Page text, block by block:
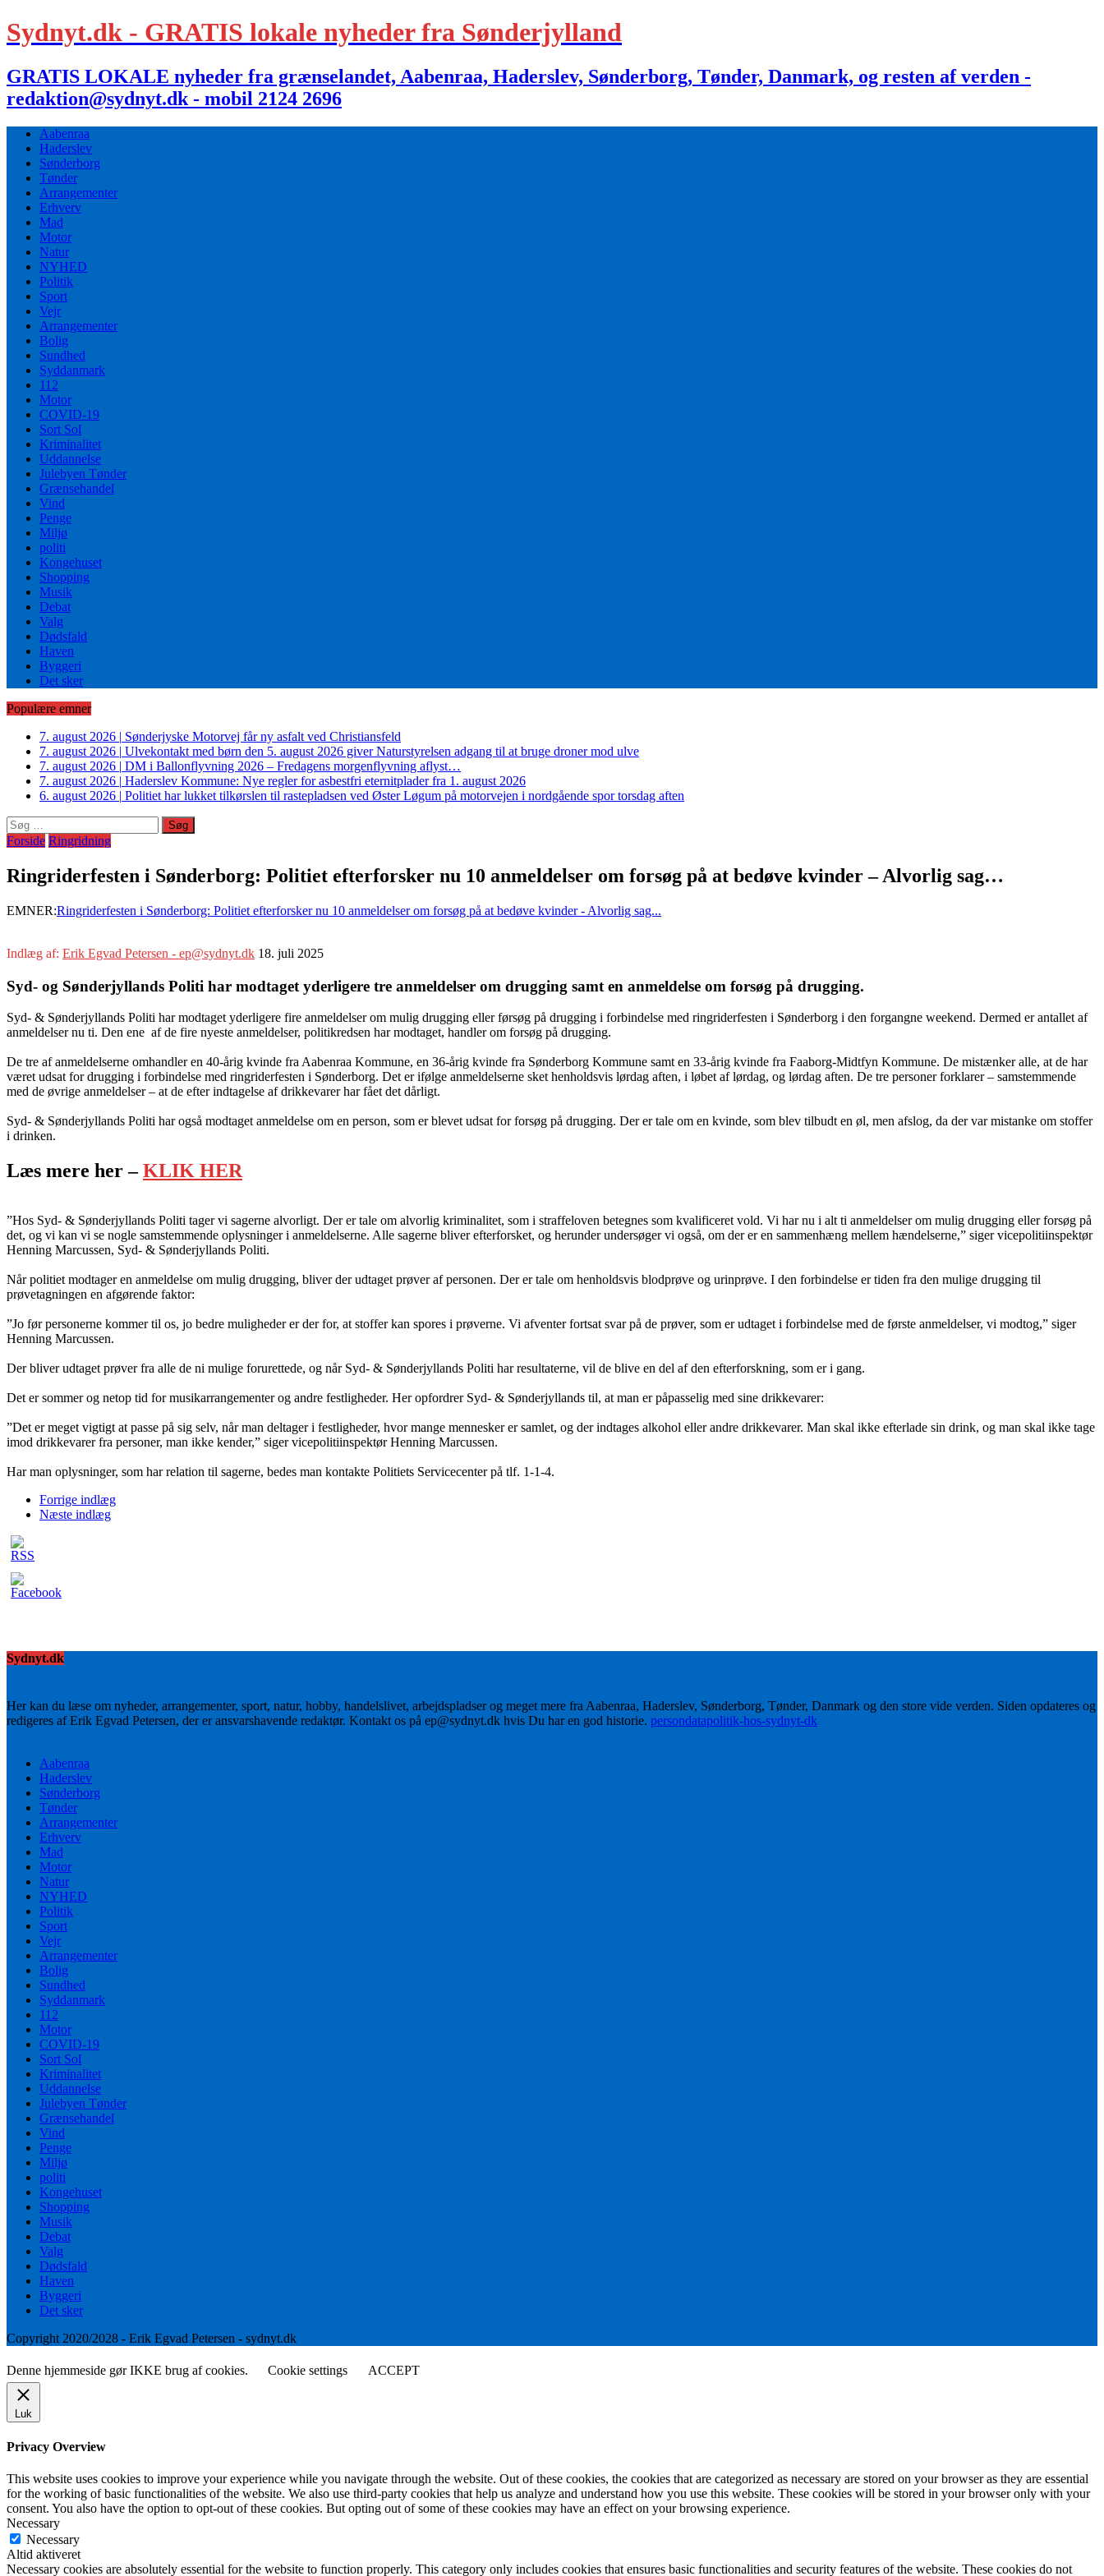
Sydnyt.dk - GRATIS lokale nyheder fra Sønderjylland
GRATIS LOKALE nyheder fra grænselandet, Aabenraa, Haderslev, Sønderborg, Tønder, Danmark, og resten af verden -
redaktion@sydnyt.dk - mobil 2124 2696
Aabenraa
Haderslev
Sønderborg
Tønder
Arrangementer
Erhverv
Mad
Motor
Natur
NYHED
Politik
Sport
Vejr
Arrangementer
Bolig
Sundhed
Syddanmark
112
Motor
COVID-19
Sort Sol
Kriminalitet
Uddannelse
Julebyen Tønder
Grænsehandel
Vind
Penge
Miljø
politi
Kongehuset
Shopping
Musik
Debat
Valg
Dødsfald
Haven
Byggeri
Det sker
Populære emner
7. august 2026 | Sønderjyske Motorvej får ny asfalt ved Christiansfeld
7. august 2026 | Ulvekontakt med børn den 5. august 2026 giver Naturstyrelsen adgang til at bruge droner mod ulve
7. august 2026 | DM i Ballonflyvning 2026 – Fredagens morgenflyvning aflyst…
7. august 2026 | Haderslev Kommune: Nye regler for asbestfri eternitplader fra 1. august 2026
6. august 2026 | Politiet har lukket tilkørslen til rastepladsen ved Øster Løgum på motorvejen i nordgående spor torsdag aften
Søg
efter:
Forside Ringridning
Ringriderfesten i Sønderborg: Politiet efterforsker nu 10 anmeldelser om forsøg på at bedøve kvinder – Alvorlig sag…
EMNER:Ringriderfesten i Sønderborg: Politiet efterforsker nu 10 anmeldelser om forsøg på at bedøve kvinder - Alvorlig sag...
Indlæg af: Erik Egvad Petersen - ep@sydnyt.dk 18. juli 2025
Syd- og Sønderjyllands Politi har modtaget yderligere tre anmeldelser om drugging samt en anmeldelse om forsøg på drugging.
Syd- & Sønderjyllands Politi har modtaget yderligere fire anmeldelser om mulig drugging eller førsøg på drugging i forbindelse med ringriderfesten i Sønderborg i den forgangne weekend. Dermed er antallet af
anmeldelser nu ti. Den ene af de fire nyeste anmeldelser, politikredsen har modtaget, handler om forsøg på drugging.
De tre af anmeldelserne omhandler en 40-årig kvinde fra Aabenraa Kommune, en 36-årig kvinde fra Sønderborg Kommune samt en 33-årig kvinde fra Faaborg-Midtfyn Kommune. De mistænker alle, at de har
været udsat for drugging i forbindelse med ringriderfesten i Sønderborg. Det er ifølge anmeldelserne sket henholdsvis lørdag aften, i løbet af lørdag, og lørdag aften. De tre personer forklarer – samstemmende
med de øvrige anmeldelser – at de efter indtagelse af drikkevarer har fået det dårligt.
Syd- & Sønderjyllands Politi har også modtaget anmeldelse om en person, som er blevet udsat for forsøg på drugging. Der er tale om en kvinde, som blev tilbudt en øl, men afslog, da der var mistanke om stoffer
i drinken.
Læs mere her –KLIK HER
”Hos Syd- & Sønderjyllands Politi tager vi sagerne alvorligt. Der er tale om alvorlig kriminalitet, som i straffeloven betegnes som kvalificeret vold. Vi har nu i alt ti anmeldelser om mulig drugging eller forsøg på
det, og vi kan vi se nogle samstemmende oplysninger i anmeldelserne. Alle sagerne bliver efterforsket, og herunder undersøger vi også, om der er en sammenhæng mellem hændelserne,” siger vicepolitiinspektør
Henning Marcussen, Syd- & Sønderjyllands Politi.
Når politiet modtager en anmeldelse om mulig drugging, bliver der udtaget prøver af personen. Der er tale om henholdsvis blodprøve og urinprøve. I den forbindelse er tiden fra den mulige drugging til
prøvetagningen en afgørende faktor:
”Jo før personerne kommer til os, jo bedre muligheder er der for, at stoffer kan spores i prøverne. Vi afventer fortsat svar på de prøver, som er udtaget i forbindelse med de første anmeldelser, vi modtog,” siger
Henning Marcussen.
Der bliver udtaget prøver fra alle de ni mulige forurettede, og når Syd- & Sønderjyllands Politi har resultaterne, vil de blive en del af den efterforskning, som er i gang.
Det er sommer og netop tid for musikarrangementer og andre festligheder. Her opfordrer Syd- & Sønderjyllands til, at man er påpasselig med sine drikkevarer:
”Det er meget vigtigt at passe på sig selv, når man deltager i festligheder, hvor mange mennesker er samlet, og der indtages alkohol eller andre drikkevarer. Man skal ikke efterlade sin drink, og man skal ikke tage
imod drikkevarer fra personer, man ikke kender,” siger vicepolitiinspektør Henning Marcussen.
Har man oplysninger, som har relation til sagerne, bedes man kontakte Politiets Servicecenter på tlf. 1-1-4.
Forrige indlæg
Næste indlæg
Sydnyt.dk
Her kan du læse om nyheder, arrangementer, sport, natur, hobby, handelslivet, arbejdspladser og meget mere fra Aabenraa, Haderslev, Sønderborg, Tønder, Danmark og den store vide verden. Siden opdateres og
redigeres af Erik Egvad Petersen, der er ansvarshavende redaktør. Kontakt os på ep@sydnyt.dk hvis Du har en god historie. persondatapolitik-hos-sydnyt-dk
Aabenraa
Haderslev
Sønderborg
Tønder
Arrangementer
Erhverv
Mad
Motor
Natur
NYHED
Politik
Sport
Vejr
Arrangementer
Bolig
Sundhed
Syddanmark
112
Motor
COVID-19
Sort Sol
Kriminalitet
Uddannelse
Julebyen Tønder
Grænsehandel
Vind
Penge
Miljø
politi
Kongehuset
Shopping
Musik
Debat
Valg
Dødsfald
Haven
Byggeri
Det sker
Copyright 2020/2028 - Erik Egvad Petersen - sydnyt.dk
Denne hjemmeside gør IKKE brug af cookies. Cookie settings ACCEPT
Luk
Privacy Overview
This website uses cookies to improve your experience while you navigate through the website. Out of these cookies, the cookies that are categorized as necessary are stored on your browser as they are essential
for the working of basic functionalities of the website. We also use third-party cookies that help us analyze and understand how you use this website. These cookies will be stored in your browser only with your
consent. You also have the option to opt-out of these cookies. But opting out of some of these cookies may have an effect on your browsing experience.
Necessary
Necessary
Altid aktiveret
Necessary cookies are absolutely essential for the website to function properly. This category only includes cookies that ensures basic functionalities and security features of the website. These cookies do not